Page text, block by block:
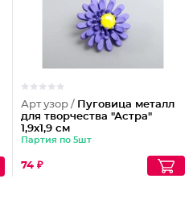
Арт узор / Пуговица металл
для творчества "Астра"
1,9х1,9 см
Партия по 5шт
74 ₽